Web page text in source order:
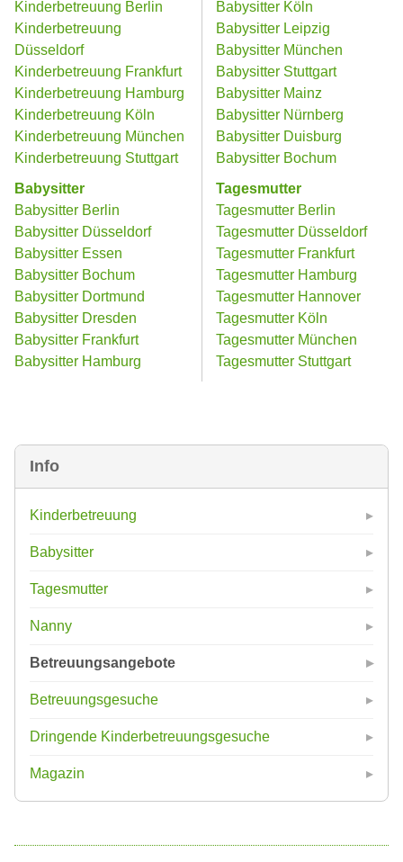
Info
Kinderbetreuung
Babysitter
Tagesmutter
Nanny
Betreuungsangebote
Betreuungsgesuche
Dringende Kinderbetreuungsgesuche
Magazin
Kinderbetreuung Berlin
Kinderbetreuung
Düsseldorf
Kinderbetreuung Frankfurt
Kinderbetreuung Hamburg
Kinderbetreuung Köln
Kinderbetreuung München
Kinderbetreuung Stuttgart
Babysitter
Babysitter Berlin
Babysitter Düsseldorf
Babysitter Essen
Babysitter Bochum
Babysitter Dortmund
Babysitter Dresden
Babysitter Frankfurt
Babysitter Hamburg
Babysitter Köln
Babysitter Leipzig
Babysitter München
Babysitter Stuttgart
Babysitter Mainz
Babysitter Nürnberg
Babysitter Duisburg
Babysitter Bochum
Tagesmutter
Tagesmutter Berlin
Tagesmutter Düsseldorf
Tagesmutter Frankfurt
Tagesmutter Hamburg
Tagesmutter Hannover
Tagesmutter Köln
Tagesmutter München
Tagesmutter Stuttgart